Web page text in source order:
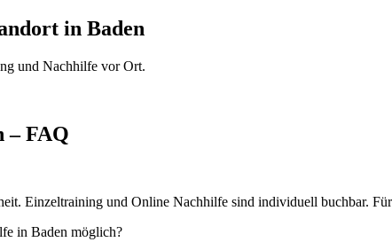
in Baden
und Nachhilfe vor Ort.
– FAQ
Einzeltraining und Online Nachhilfe sind individuell buchbar.
in Baden möglich?